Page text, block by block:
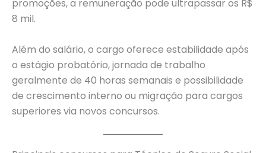
promoções, a remuneração pode ultrapassar os R$
8 mil.
Além do salário, o cargo oferece estabilidade após
o estágio probatório, jornada de trabalho
geralmente de 40 horas semanais e possibilidade
de crescimento interno ou migração para cargos
superiores via novos concursos.